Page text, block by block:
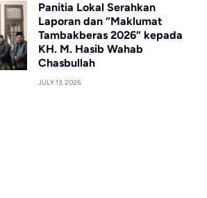
Panitia Lokal Serahkan
Laporan dan “Maklumat
Tambakberas 2026” kepada
KH. M. Hasib Wahab
Chasbullah
JULY 13, 2026